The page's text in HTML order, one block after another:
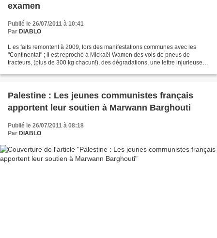
examen
Publié le 26/07/2011 à 10:41
Par DIABLO
L es faits remontent à 2009, lors des manifestations communes avec les
"Continental" ; il est reproché à Mickaël Wamen des vols de pneus de
tracteurs, (plus de 300 kg chacun!), des dégradations, une lettre injurieuse et
Palestine : Les jeunes communistes français
apportent leur soutien à Marwann Barghouti
Publié le 26/07/2011 à 08:18
Par DIABLO